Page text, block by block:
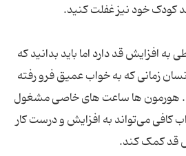
کودک خود نیز غفلت کنید.
افزایش قد دارد اما باید بدانید که
زمانی که به خواب عمیق فرو رفته
هورمون ها ساعت های خاصی مشغول
کافی می‌تواند به افزایش و درست کار
قد کمک کند.